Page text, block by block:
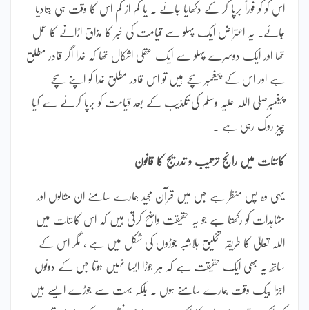
اس کو کو فوراً برپا کر کے دکھایا جائے ۔ یا کم از کم اس کا وقت ہی بتادیا
جائے۔ یہ اعتراض ایک پہلو سے قیامت کی خبر کا مذاق اڑانے کا عمل
تھا اور ایک دوسرے پہلو سے ایک عقلی اشکال تھا کہ خدا اگر قادر مطلق
ہے اور اس کے پیغمبر سچے ہیں تو اس قادر مطلق خدا کو اپنے سچے
پیغمبرصلی اللہ علیہ وسلم کی تکذیب کے بعد قیامت کو برپا کرنے سے کیا
چیز روک رہی ہے ۔
کائنات میں رائج ترتیب و تدریج کا قانون
یہی وہ پس منظر ہے جس میں قرآن مجید ہمارے سامنے ان مثالوں اور
مشاہدات کو رکھتا ہے جو یہ حقیقت واضح کرتی ہیں کہ اس کائنات میں
اللہ تعالیٰ کا طریقہ تخلیق بلاشبہ جوڑوں کی شکل میں ہے ، مگر اس کے
ساتھ یہ بھی ایک حقیقت ہے کہ ہر جوڑا ایسا نہیں ہوتا جس کے دونوں
اجزا بیک وقت ہمارے سامنے ہوں ۔ بلکہ بہت سے جوڑے ایسے ہیں